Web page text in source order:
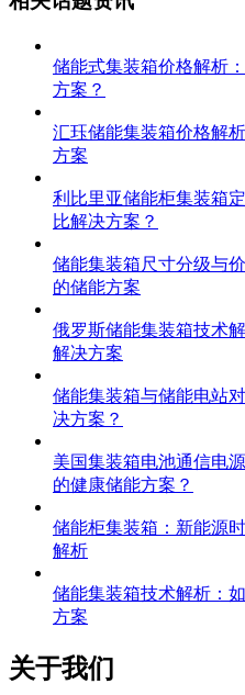
储能式集装箱价格解析
方案？
汇珏储能集装箱价格解
方案
利比里亚储能柜集装箱
比解决方案？
储能集装箱尺寸分级与
的储能方案
俄罗斯储能集装箱技术
解决方案
储能集装箱与储能电站
决方案？
美国集装箱电池通信电
的健康储能方案？
储能柜集装箱：新能源
解析
储能集装箱技术解析：
方案
关于我们